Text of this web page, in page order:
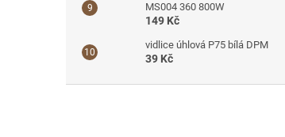
MS004 360 800W
149 Kč
vidlice úhlová P75 bílá DPM
39 Kč